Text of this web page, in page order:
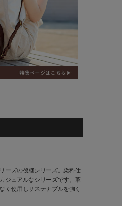
ーズの後継シリーズ。染料仕
ジュアルなシリーズです。革
く使用しサステナブルを強く